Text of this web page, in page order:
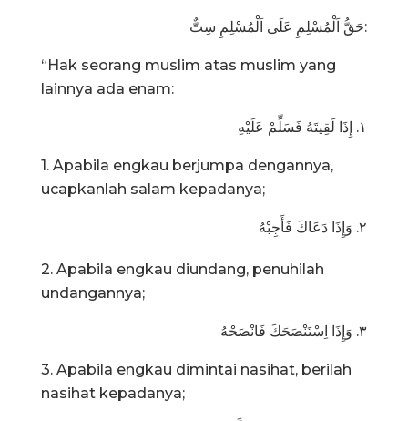
حَقُّ اَلْمُسْلِمِ عَلَى اَلْمُسْلِمِ سِتٌّ:
“Hak seorang muslim atas muslim yang
lainnya ada enam:
١. إِذَا لَقِيتَهُ فَسَلِّمْ عَلَيْهِ
1. Apabila engkau berjumpa dengannya,
ucapkanlah salam kepadanya;
٢. وَإِذَا دَعَاكَ فَأَجِبْهُ
2. Apabila engkau diundang, penuhilah
undangannya;
٣. وَإِذَا اِسْتَنْصَحَكَ فَانْصَحْهُ
3. Apabila engkau dimintai nasihat, berilah
nasihat kepadanya;